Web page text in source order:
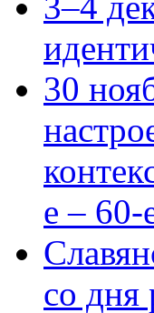
30
е –
со дня